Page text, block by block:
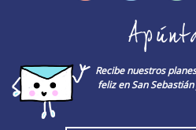
Recibe nuestros
feliz en San